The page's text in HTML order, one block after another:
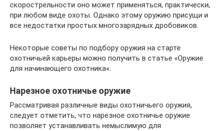
скорострельности оно может применяться, практически,
при любом виде охоты. Однако этому оружию присущи и
все недостатки простых многозарядных дробовиков.
Некоторые советы по подбору оружия на старте
охотничьей карьеры можно получить в статье «Оружие
для начинающего охотника«.
Нарезное охотничье оружие
Рассматривая различные виды охотничьего оружия,
следует отметить, что нарезное охотничье оружие
позволяет устанавливать немыслимую для